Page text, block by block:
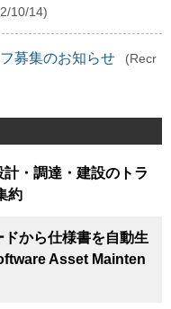
10/14)
募集のお知らせ
(Recr
・調達・建設のトラ
約
から仕様書を自動生
Asset Mainten